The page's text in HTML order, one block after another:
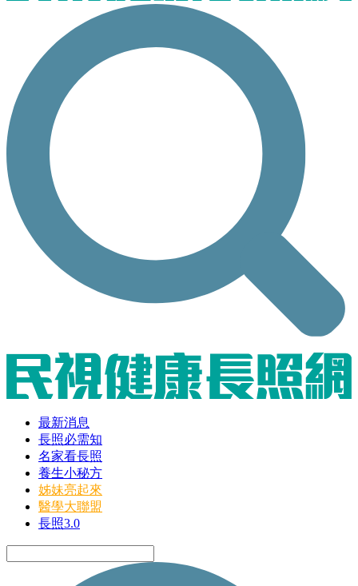
最新消息
長照必需知
名家看長照
養生小秘方
姊妹亮起來
醫學大聯盟
長照3.0